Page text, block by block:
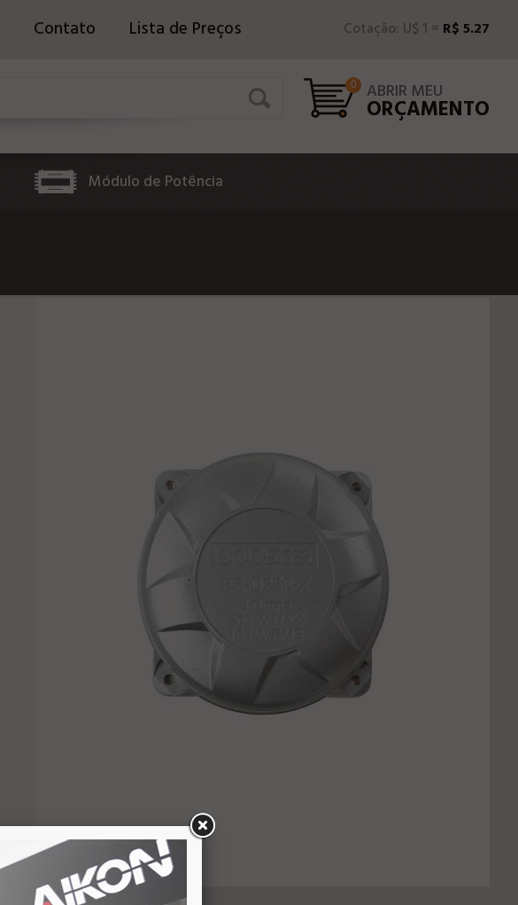
Contato Lista de Preços Cotação: U$ 1 = R$ 5.27
0 ABRIR MEU
ORÇAMENTO
Módulo de Potência